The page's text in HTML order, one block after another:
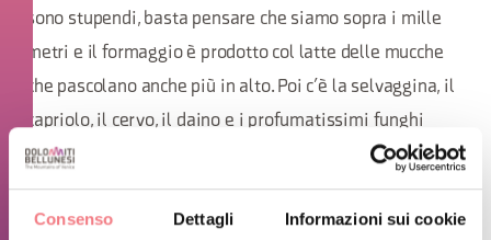
Consenso Dettagli Informazioni sui cookie
sono stupendi, basta pensare che siamo sopra i mille
metri e il formaggio è prodotto col latte delle mucche
che pascolano anche più in alto. Poi c’è la selvaggina, il
capriolo, il cervo, il daino e i profumatissimi funghi
raccolti da Renzo capaci di richiamare buongustai anche
da molto lontano.